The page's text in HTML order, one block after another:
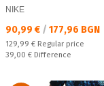
NIKE
Текуща цена:
90,99 € / 177,96 BGN
Regular price:
129,99 € Regular price
Спестявате:
39,00 € Difference